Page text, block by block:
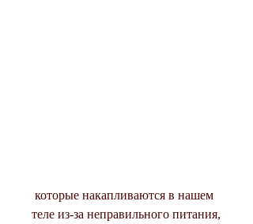
теле из-за неправильного питания,